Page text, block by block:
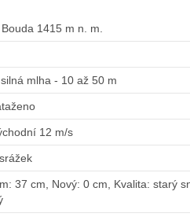
1415 m n. m.
mlha - 10 až 50 m
12 m/s
37 cm, Nový: 0 cm, Kvalita: starý